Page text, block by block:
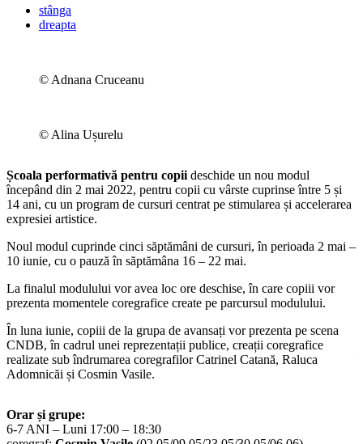
stânga
dreapta
© Adnana Cruceanu
© Alina Ușurelu
Școala performativă pentru copiideschide un nou modul
începând din 2 mai 2022, pentru copii cu vârste cuprinse între 5 și
14 ani, cu un program de cursuri centrat pe stimularea și accelerarea
expresiei artistice.
Noul modul cuprinde cinci săptămâni de cursuri, în perioada 2 mai –
10 iunie, cu o pauză în săptămâna 16 – 22 mai.
La finalul modulului vor avea loc ore deschise, în care copiii vor
prezenta momentele coregrafice create pe parcursul modulului.
În luna iunie, copiii de la grupa de avansați vor prezenta pe scena
CNDB, în cadrul unei reprezentații publice, creații coregrafice
realizate sub îndrumarea coregrafilor Catrinel Catană, Raluca
Adomnicăi și Cosmin Vasile.
Orar și grupe:
6-7 ANI – Luni 17:00 – 18:30